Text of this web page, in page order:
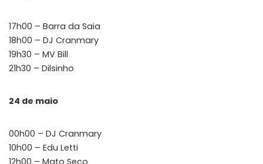
17h00 – Barra da Saia
18h00 – DJ Cranmary
19h30 – MV Bill
21h30 – Dilsinho
24 de maio
00h00 – DJ Cranmary
10h00 – Edu Letti
12h00 – Mato Seco